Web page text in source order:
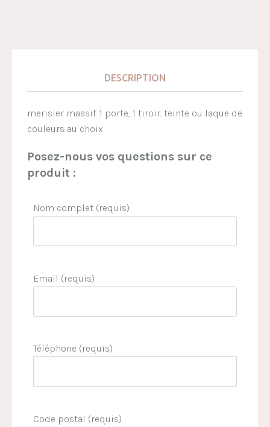
DESCRIPTION
merisier massif. 1 porte, 1 tiroir. teinte ou laque de
couleurs au choix
Posez-nous vos questions sur ce
produit :
Nom complet (requis)
Email (requis)
Téléphone (requis)
Code postal (requis)